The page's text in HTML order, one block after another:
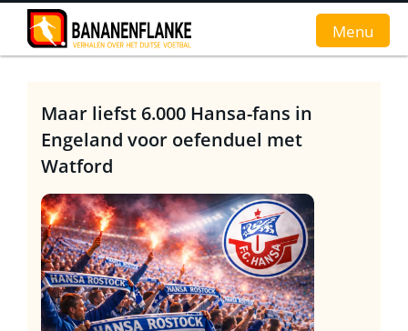
Home
Nieuws
Interviews
Groundhopverhalen
De fans
Achtergrond
Menu
Maar liefst 6.000 Hansa-fans in
Engeland voor oefenduel met
Watford